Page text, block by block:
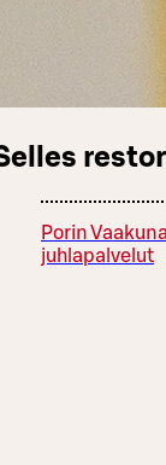
Porin
juhlapalvelut